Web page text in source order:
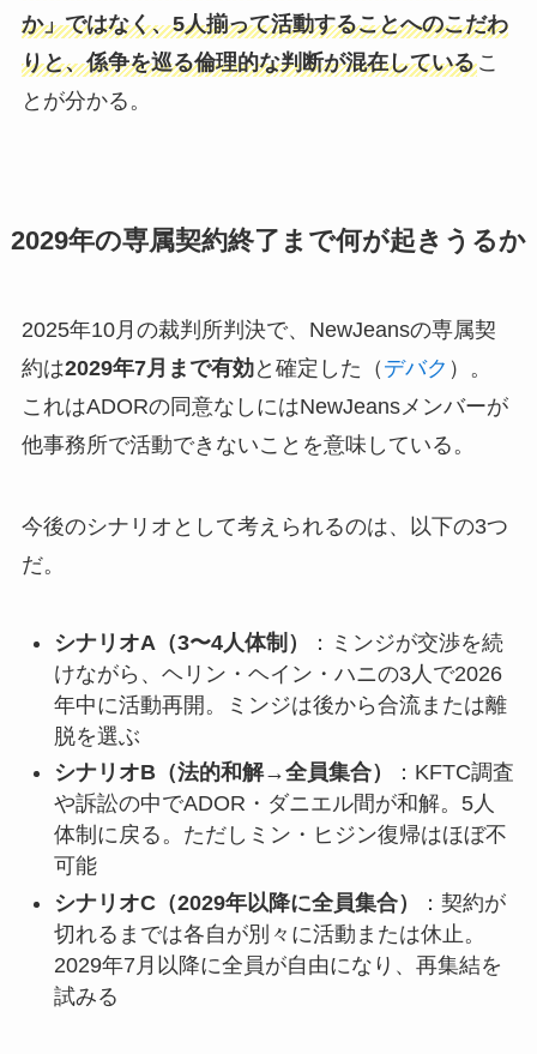
か」ではなく、5人揃って活動することへのこだわ
りと、係争を巡る倫理的な判断が混在しているこ
とが分かる。
2029年の専属契約終了まで何が起きうるか
2025年10月の裁判所判決で、NewJeansの専属契
約は2029年7月まで有効と確定した（ デバク ）。
これはADORの同意なしにはNewJeansメンバーが
他事務所で活動できないことを意味している。
今後のシナリオとして考えられるのは、以下の3つ
だ。
シナリオA（3〜4人体制）
：ミンジが交渉を続
けながら、ヘリン・ヘイン・ハニの3人で2026
年中に活動再開。ミンジは後から合流または離
脱を選ぶ
シナリオB（法的和解→全員集合）
：KFTC調査
や訴訟の中でADOR・ダニエル間が和解。5人
体制に戻る。ただしミン・ヒジン復帰はほぼ不
可能
シナリオC（2029年以降に全員集合）
：契約が
切れるまでは各自が別々に活動または休止。
2029年7月以降に全員が自由になり、再集結を
試みる